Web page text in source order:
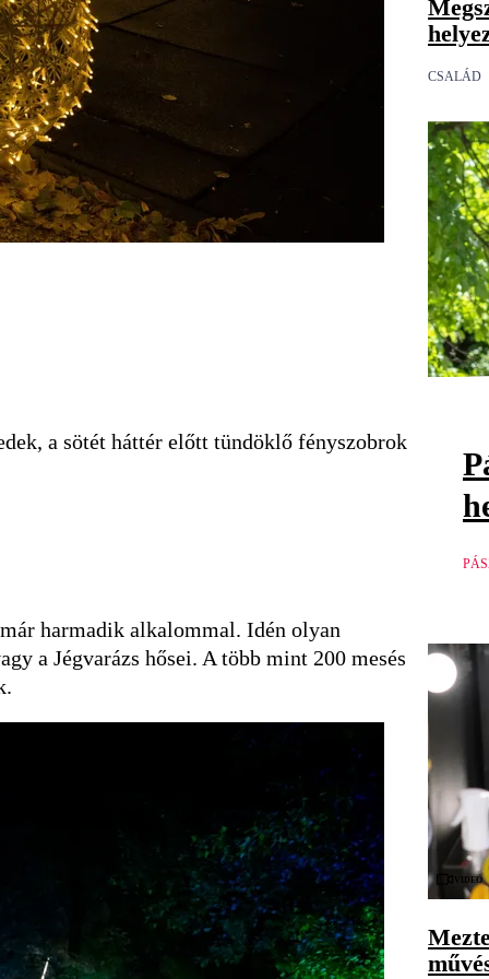
a sötét háttér előtt tündöklő fényszobrok
harmadik alkalommal. Idén olyan
a Jégvarázs hősei. A több mint 200 mesés
CSALÁD
Videó